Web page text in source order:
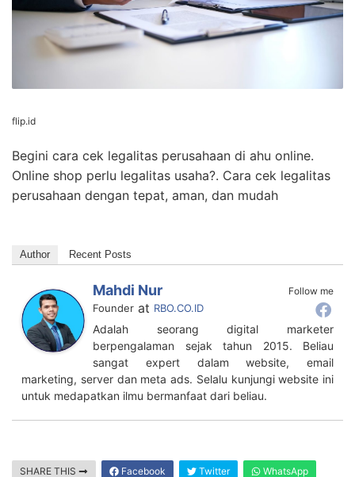
flip.id
perusahaan dengan tepat, aman, dan mudah
Author Recent Posts
Follow me
Mahdi Nur
Founder atRBO.CO.ID
Adalah seorang digital marketer
berpengalaman sejak tahun 2015. Beliau
sangat expert dalam website, email